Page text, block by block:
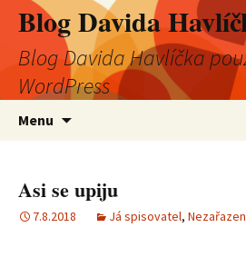
Blog Davida
Blog Davida Havlíčka
WordPress
Menu
Asi se upiju
7.8.2018 Já spisovatel,